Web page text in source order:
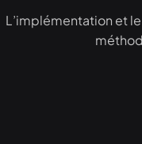
L’implémentation et